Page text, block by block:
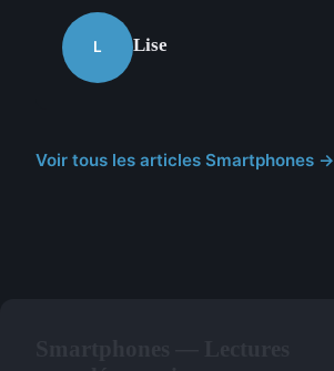
L Lise
Voir tous les articles Smartphones →